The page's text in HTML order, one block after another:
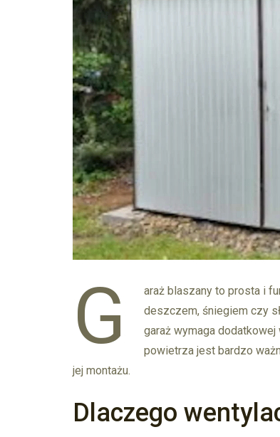
G
araż blaszany to prosta i
deszczem, śniegiem czy
garaż wymaga
powietrza jest bardzo
jej montażu.
Dlaczego